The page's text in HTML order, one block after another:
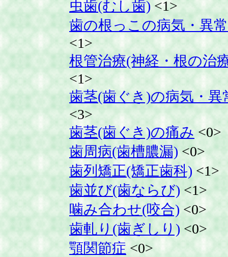
虫歯(むし歯) <1>
歯の根っこの病気・異常
<1>
根管治療(神経・根の治
<1>
歯茎(歯ぐき)の病気・異
<3>
歯茎(歯ぐき)の痛み <0>
歯周病(歯槽膿漏) <0>
歯列矯正(矯正歯科) <1>
歯並び(歯ならび) <1>
噛み合わせ(咬合) <0>
歯軋り(歯ぎしり) <0>
顎関節症<0>